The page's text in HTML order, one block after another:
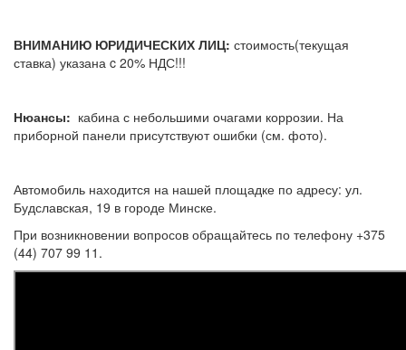
ВНИМАНИЮ ЮРИДИЧЕСКИХ ЛИЦ: стоимость(текущая
ставка) указана c 20% НДС!!!
Нюансы: кабина с небольшими очагами коррозии. На
приборной панели присутствуют ошибки (см. фото).
Автомобиль находится на нашей площадке по адресу: ул.
Будславская, 19 в городе Минске.
При возникновении вопросов обращайтесь по телефону +375
(44) 707 99 11.